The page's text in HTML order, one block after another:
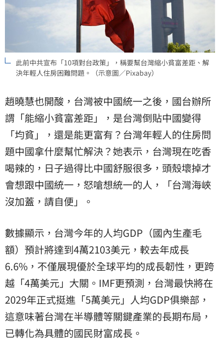
此前中共宣布「10項對台政策」，稱要幫台灣縮小貧富差距、解
決年輕人住房困難問題。（示意圖／Pixabay）
趙曉慧也開酸，台灣被中國統一之後，國台辦所
謂「能縮小貧富差距」，是台灣倒貼中國變得
「均貧」，還是能更富有？台灣年輕人的住房問
題中國拿什麼幫忙解決？她表示，台灣現在吃香
喝辣的，日子過得比中國舒服很多，頭殼壞掉才
會想跟中國統一，怒嗆想統一的人，「台灣海峽
沒加蓋，請自便」。
數據顯示，台灣今年的人均GDP（國內生產毛
額）預計將達到4萬2103美元，較去年成長
6.6%，不僅展現優於全球平均的成長韌性，更跨
越「4萬美元」大關。IMF更預測，台灣最快將在
2029年正式挺進「5萬美元」人均GDP俱樂部，
這意味著台灣在半導體等關鍵產業的長期布局，
已轉化為具體的國民財富成長。